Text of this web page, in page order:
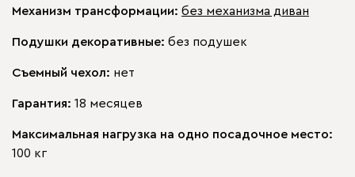
Механизм трансформации: без механизма диван
Подушки декоративные: без подушек
Съемный чехол: нет
Гарантия: 18 месяцев
Максимальная нагрузка на одно посадочное место:
100 кг